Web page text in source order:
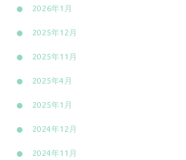
2026年1月
2025年12月
2025年11月
2025年4月
2025年1月
2024年12月
2024年11月